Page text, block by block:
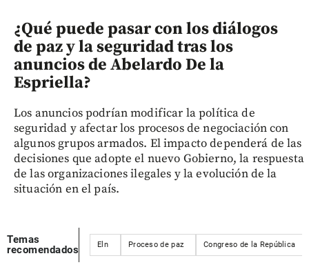
¿Qué puede pasar con los diálogos
de paz y la seguridad tras los
anuncios de Abelardo De la
Espriella?
Los anuncios podrían modificar la política de
seguridad y afectar los procesos de negociación con
algunos grupos armados. El impacto dependerá de las
decisiones que adopte el nuevo Gobierno, la respuesta
de las organizaciones ilegales y la evolución de la
situación en el país.
Temas
recomendados
Eln Proceso de paz Congreso de la República